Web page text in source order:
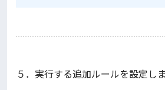
５．実行する追加ルールを設定しま